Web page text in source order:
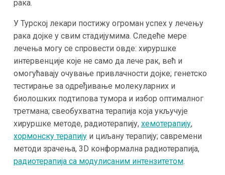
рака.
У Турској лекари постижу огроман успех у лечењу
рака дојке у свим стадијумима. Следеће мере
лечења могу се спровести овде: хируршке
интервенције које не само да лече рак, већ и
омогућавају очување привлачности дојке; генетско
тестирање за одређивање молекуларних и
биолошких подтипова тумора и избор оптималног
третмана; свеобухватна терапија која укључује
хируршке методе, радиотерапију, хемотерапију,
хормонску терапијуи циљану терапију; савремени
методи зрачења, 3D конформална радиотерапија,
радиотерапија са модулисаним интензитетом.